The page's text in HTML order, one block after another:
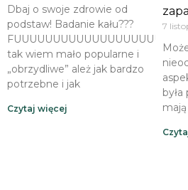
Dbaj o swoje zdrowie od
podstaw! Badanie kału???
FUUUUUUUUUUUUUUUUUUUUJTak,
tak wiem mało popularne i
„obrzydliwe” ależ jak bardzo
potrzebne i jak
Czytaj więcej
7
mają